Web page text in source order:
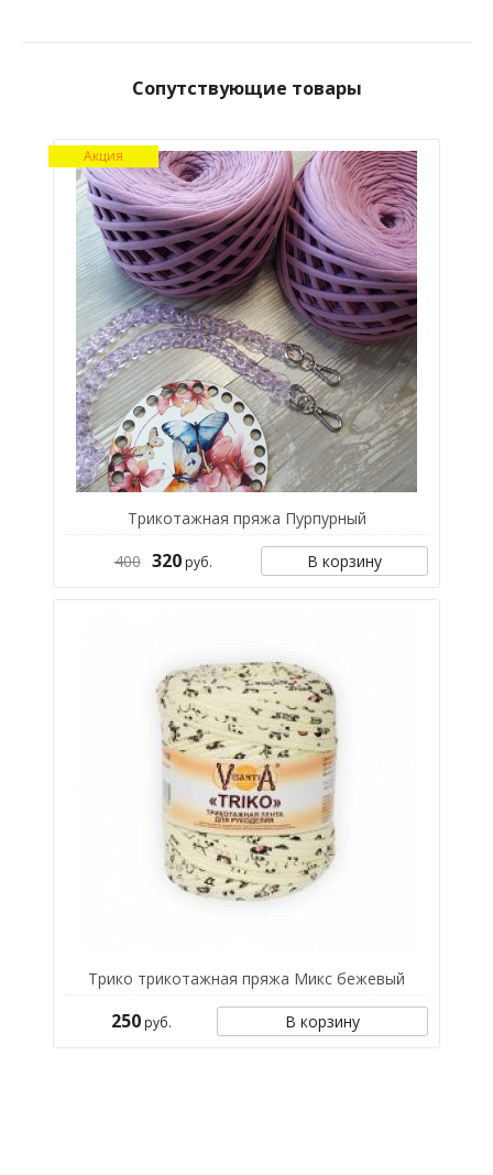
Сопутствующие товары
Акция
Трикотажная пряжа Пурпурный
400 320руб. В корзину
Трико трикотажная пряжа Микс бежевый
250руб. В корзину